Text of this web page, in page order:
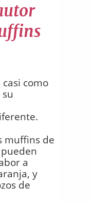
como
muffins de
a
y
de